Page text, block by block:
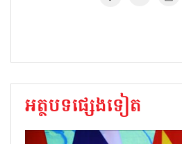
អត្ថបទផ្សេងទៀត